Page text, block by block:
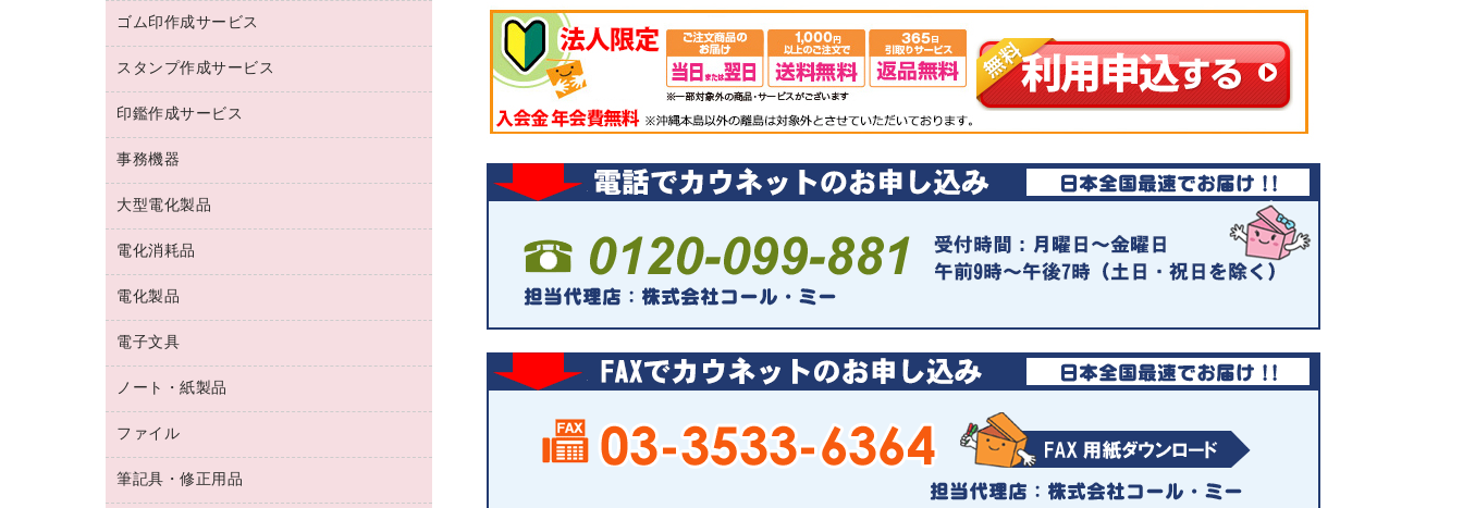
作業用雑貨
梱包用品
梱包用テープ
園芸用品
ペット用品
ミルク・シュガー
ソフトドリンク
コーヒーメーカー・備品
インスタントコーヒー
台所用洗剤
掃除用品
掃除用洗剤
洗濯用品
消臭・芳香剤
殺虫剤
飲食用消耗品
ハンドソープ・石鹸
トイレ用品
トイレ用洗剤
ティッシュペーパー
カウネットキャラクター商品
ゴム印作成サービス
ゴム印作成サービス
ゴム印（一行印）作成サービス
ゴム印（フリーサイズ印）作成サービス
スタンプ作成サービス
シヤチハタスタンプ作成サービス
カウネットスタンプ作成サービス
印鑑作成サービス
印鑑作成サービス
事務機器
大型シュレッダー（共配）
レーザーポインター
ラミネートフィルム
ラミネータ
タイムレコーダー
シュレッダ
ＯＨＰ用品
大型電化製品
冷蔵庫・キッチン・調理家電
テレビ・ＡＶ機器
電化消耗品
電球・蛍光灯
乾電池・充電池
フィルム・カメラ用品
デスクライト
アルバム
電化製品
掃除機・クリーナー
空調・季節家電
その他電化製品
キッチン・調理家電
ＯＡタップ／延長コード
電子文具
電卓
ラベルテープ
その他電子文具
ノート・紙製品
封筒
伝票
ファイル
名刺整理用品
筆記具・修正用品